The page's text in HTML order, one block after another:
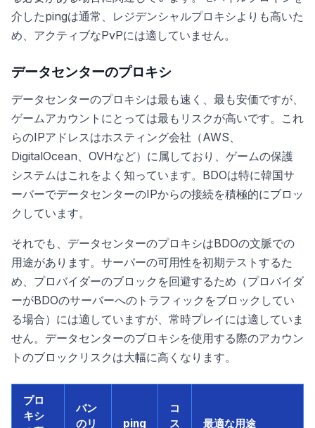
介したpingは通常、レジデンシャルプロキシよりも高いた
め、アクティブなPvPには適していません。
データセンターのプロキシ
データセンターのプロキシは最も速く、最も安価ですが、
ゲームアカウントにとっては最もリスクが高いです。これ
らのIPアドレスはホスティング会社（AWS、
DigitalOcean、OVHなど）に属しており、ゲームの保護
システムはこれをよく知っています。BDOは特に韓国サ
ーバーでデータセンターのIPからの接続を積極的にブロッ
クしています。
それでも、データセンターのプロキシはBDOの文脈での
用途があります。サーバーの可用性を初期テストするた
め、プロバイダーのブロックを回避するため（プロバイダ
ーがBDOのサーバーへのトラフィックをブロックしてい
る場合）には適していますが、常時プレイには適していま
せん。データセンターのプロキシを使用する際のアカウン
トのブロックリスクは大幅に高くなります。
プロ
キシ
バン
のリ
ping
コ
ス
最適な用途